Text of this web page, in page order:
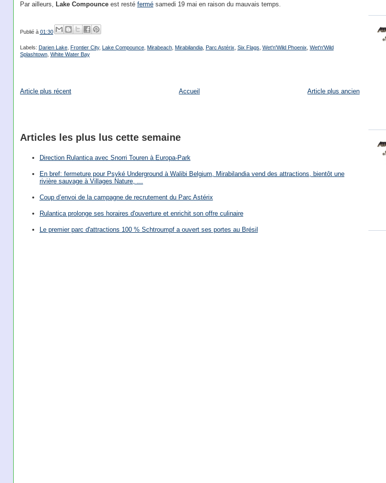
Par ailleurs, Lake Compounceest resté fermésamedi 19 mai en raison du mauvais temps.
Publié à 01:30
Labels: Darien Lake, Frontier City, Lake Compounce, Mirabeach, Mirabilandia, Parc Astérix Six Flags Wet'n'Wild Phoenix Wet'n'Wild
Splashtown, White Water Bay
Article plus récent Article plus ancien
Accueil
Articles les plus lus cette semaine
Direction Rulantica avec Snorri Touren à Europa-Park
En bref: fermeture pour Psyké Underground à Walibi Belgium, Mirabilandia vend des attractions, bientôt une
rivière sauvage à Villages Nature, …
Coup d’envoi de la campagne de recrutement du Parc Astérix
Rulantica prolonge ses horaires d'ouverture et enrichit son offre culinaire
Le premier parc d'attractions 100 % Schtroumpf a ouvert ses portes au Brésil